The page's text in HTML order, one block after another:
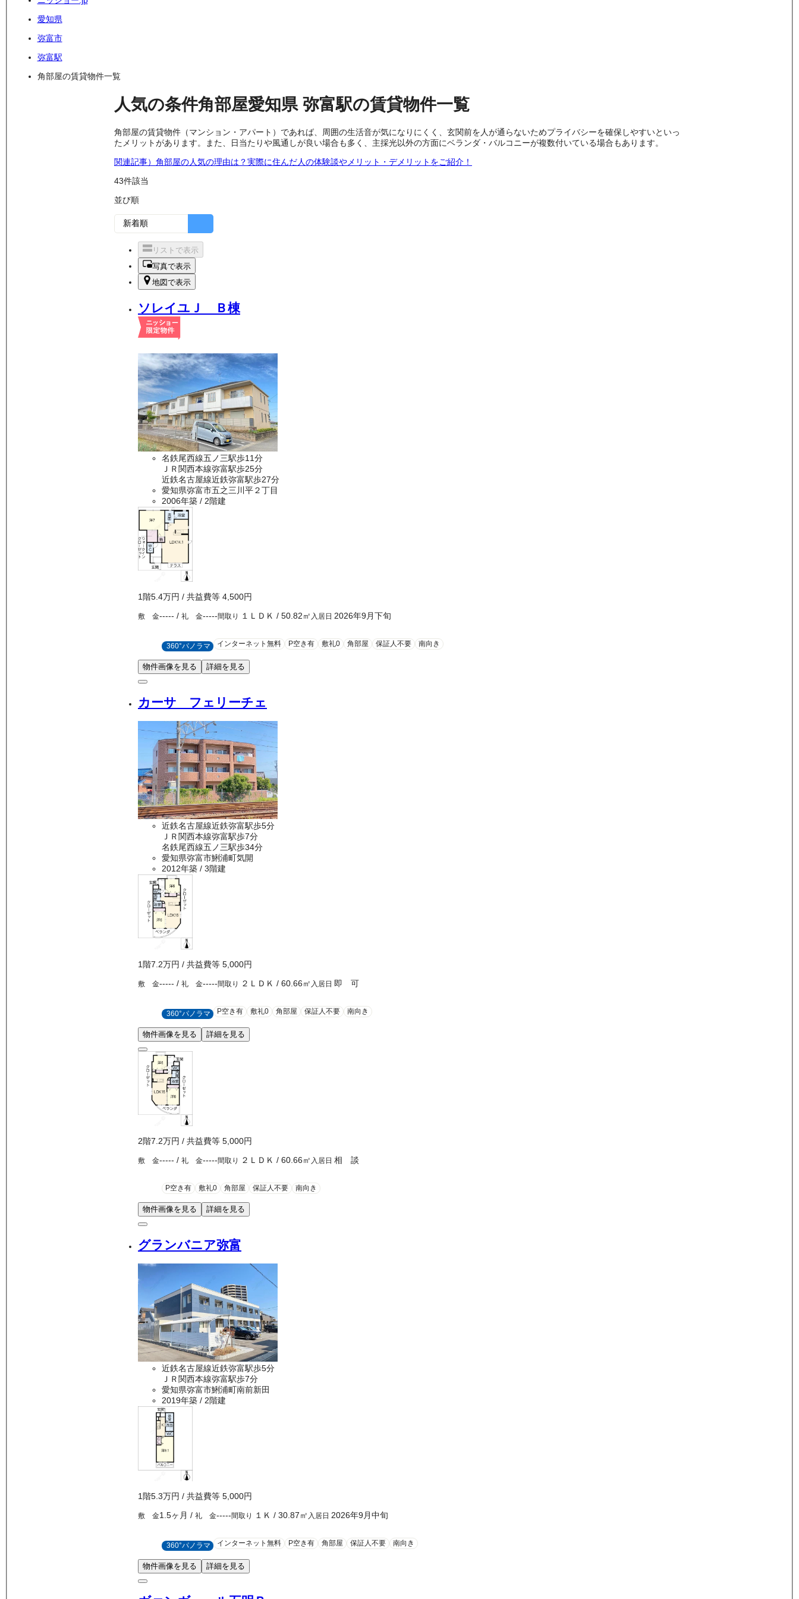
愛知県
弥富市
弥富駅
角部屋の賃貸物件一覧
人気の条件角部屋愛知県 弥富駅の賃貸物件一覧
角部屋の賃貸物件（マンション・アパート）であれば、周囲の生活音が気になりにくく、玄関前を人が通らないためプライバシーを確保しやすいといっ
たメリットがあります。また、日当たりや風通しが良い場合も多く、主採光以外の方面にベランダ・バルコニーが複数付いている場合もあります。
関連記事）角部屋の人気の理由は？実際に住んだ人の体験談やメリット・デメリットをご紹介！
43件該当
並び順
リストで表示
写真で表示
地図で表示
ソレイユＪ Ｂ棟
名鉄尾西線五ノ三駅歩11分
ＪＲ関西本線弥富駅歩25分
近鉄名古屋線近鉄弥富駅歩27分
愛知県弥富市五之三川平２丁目
2006年築 / 2階建
1階5.4万円 / 共益費等 4,500円
敷 金----- / 礼 金-----間取り １ＬＤＫ / 50.82㎡ 入居日 2026年9月下旬
360°パノラマ インターネット無料 P空き有 敷礼0 角部屋 保証人不要 南向き
物件画像を見る 詳細を見る
カーサ フェリーチェ
近鉄名古屋線近鉄弥富駅歩5分
ＪＲ関西本線弥富駅歩7分
名鉄尾西線五ノ三駅歩34分
愛知県弥富市鯏浦町気開
2012年築 / 3階建
1階7.2万円 / 共益費等 5,000円
敷 金----- / 礼 金-----間取り ２ＬＤＫ / 60.66㎡ 入居日 即 可
360°パノラマ P空き有 敷礼0 角部屋 保証人不要 南向き
物件画像を見る 詳細を見る
2階7.2万円 / 共益費等 5,000円
敷 金----- / 礼 金-----間取り ２ＬＤＫ / 60.66㎡ 入居日 相 談
P空き有 敷礼0 角部屋 保証人不要 南向き
物件画像を見る 詳細を見る
グランバニア弥富
近鉄名古屋線近鉄弥富駅歩5分
ＪＲ関西本線弥富駅歩7分
愛知県弥富市鯏浦町南前新田
2019年築 / 2階建
1 階5.3万円 / 共益費等 5,000円
敷 金1.5ヶ月 / 礼 金-----間取り １Ｋ / 30.87㎡ 入居日 2026年9月中旬
360°パノラマ インターネット無料 P空き有 角部屋 保証人不要 南向き
物件画像を見る 詳細を見る